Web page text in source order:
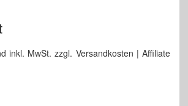
inkl. MwSt. zzgl. Versandkosten | Affiliate